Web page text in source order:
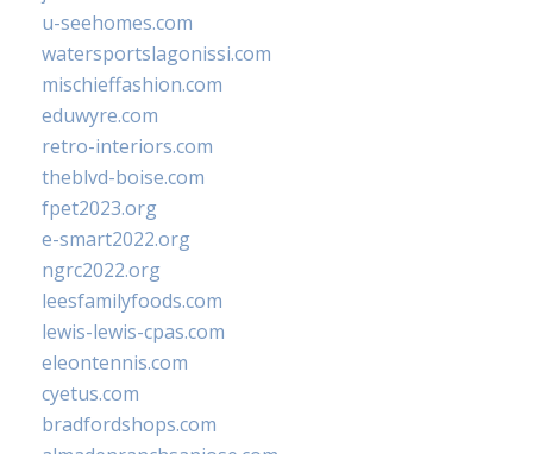
u-seehomes.com
watersportslagonissi.com
mischieffashion.com
eduwyre.com
retro-interiors.com
theblvd-boise.com
fpet2023.org
e-smart2022.org
ngrc2022.org
leesfamilyfoods.com
lewis-lewis-cpas.com
eleontennis.com
cyetus.com
bradfordshops.com